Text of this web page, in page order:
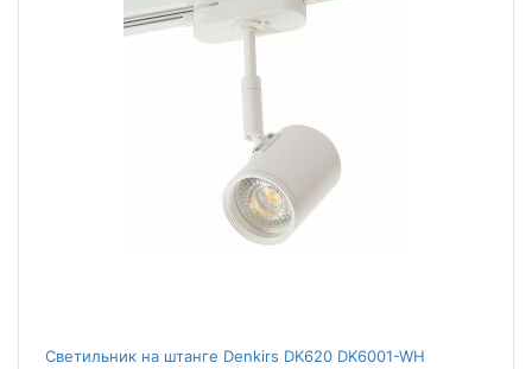
Светильник на штанге Denkirs DK620 DK6001-WH